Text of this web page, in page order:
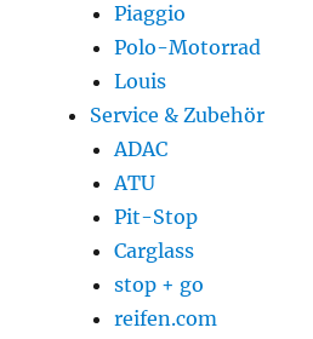
Piaggio
Polo-Motorrad
Louis
Service & Zubehör
ADAC
ATU
Pit-Stop
Carglass
stop + go
reifen.com